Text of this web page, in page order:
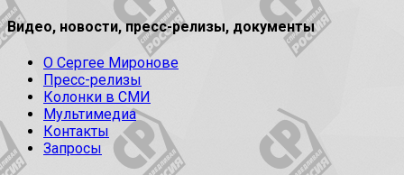
Видео, новости, пресс-релизы, документы
О Сергее Миронове
Пресс-релизы
Колонки в СМИ
Мультимедиа
Контакты
Запросы